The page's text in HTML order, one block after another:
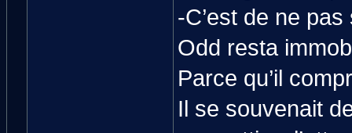
-C’est de ne
Odd resta
Parce qu’il
Il se souvenait